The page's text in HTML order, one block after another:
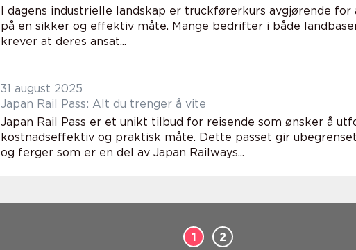
I dagens industrielle landskap er truckførerkurs avgjørende
på en sikker og effektiv måte. Mange bedrifter i både
krever at deres ansat...
31 august 2025
Japan Rail Pass: Alt du trenger å vite
Japan Rail Pass er et unikt tilbud for reisende som ønsker å
kostnadseffektiv og praktisk måte. Dette passet gir
og ferger som er en del av Japan Railways...
1 2